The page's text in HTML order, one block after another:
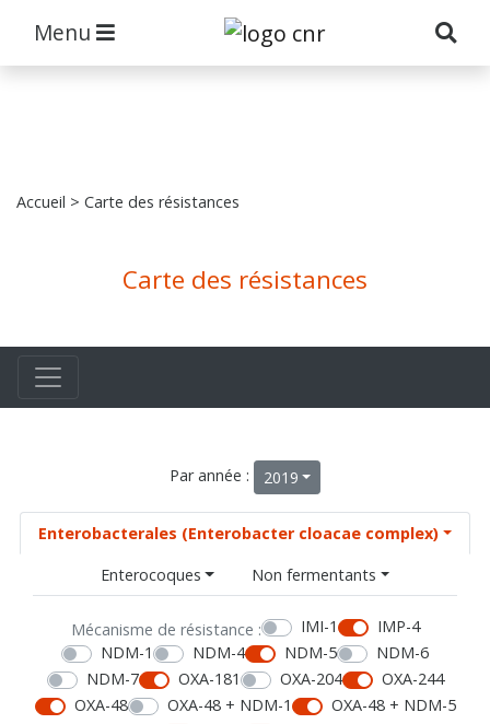
Menu
Accueil > Carte des résistances
Carte des résistances
Par année : 2019
Enterobacterales (Enterobacter cloacae complex)
Enterocoques
Non fermentants
Mécanisme de résistance : IMI-1
IMP-4
NDM-1
NDM-4 NDM-5
NDM-6
NDM-7
OXA-181 OXA-204
OXA-244
OXA-48
OXA-48 + NDM-1
OXA-48 + NDM-5